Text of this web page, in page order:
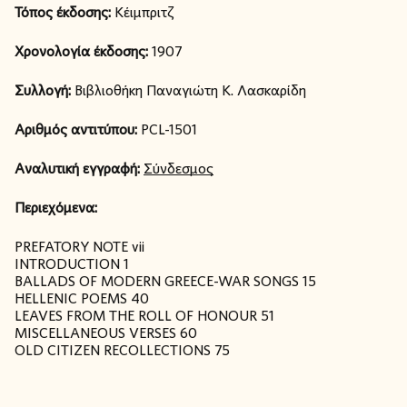
Τόπος έκδοσης: Κέιμπριτζ
Χρονολογία έκδοσης:1907
Συλλογή: Βιβλιοθήκη Παναγιώτη Κ. Λασκαρίδη
Αριθμός αντιτύπου: PCL-1501
Αναλυτική εγγραφή: Σύνδεσμος
Περιεχόμενα:
PREFATORY NOTE vii
INTRODUCTION 1
BALLADS OF MODERN GREECE-WAR SONGS 15
HELLENIC POEMS 40
LEAVES FROM THE ROLL OF HONOUR 51
MISCELLANEOUS VERSES 60
OLD CITIZEN RECOLLECTIONS 75